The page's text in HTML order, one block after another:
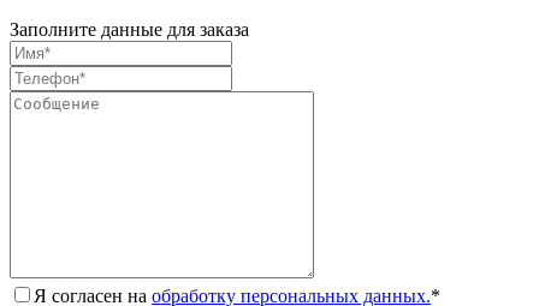
Заполните данные для заказа
Я согласен на обработку персональных данных.*